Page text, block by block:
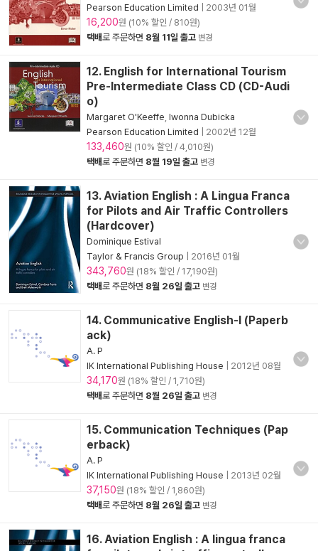
Pearson Education Limited
2003년 01월
16,200원 (10% 할인 / 810원)
택배로 주문하면 8월 11일 출고 변경
12. English for International Tourism
Pre-Intermediate Class CD (CD-Audi
o)
Margaret O'Keeffe Iwonna Dubicka
Pearson Education Limited
2002년 12월
133,460원 (10% 할인 / 4,010원)
택배로 주문하면 8월 19일 출고 변경
13. Aviation English : A Lingua Franca
for Pilots and Air Traffic Controllers
(Hardcover)
Dominique Estival
Taylor & Francis Group
2016년 01월
343,760원 (18% 할인 / 17,190원)
택배로 주문하면 8월 26일 출고 변경
14. Communicative English-I (Paperb
ack)
A. P
IK International Publishing House
2012년 08월
34,170원 (18% 할인 / 1,710원)
택배로 주문하면 8월 26일 출고 변경
15. Communication Techniques (Pap
erback)
A. P
IK International Publishing House
2013년 02월
37,150원 (18% 할인 / 1,860원)
택배로 주문하면 8월 26일 출고 변경
16. Aviation English : A lingua franca